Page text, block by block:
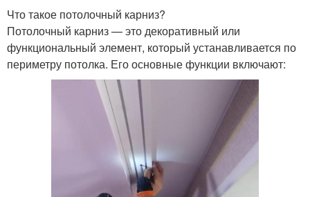
Что такое потолочный карниз?
Потолочный карниз — это декоративный или
функциональный элемент, который устанавливается по
периметру потолка. Его основные функции включают: